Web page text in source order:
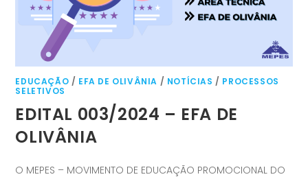
EDUCAÇÃO / EFA DE OLIVÂNIA / NOTÍCIAS / PROCESSOS
SELETIVOS
EDITAL 003/2024 – EFA DE
OLIVÂNIA
O MEPES – MOVIMENTO DE EDUCAÇÃO PROMOCIONAL DO